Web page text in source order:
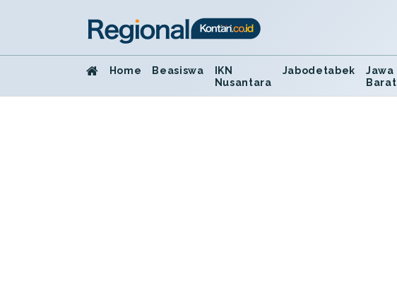
Home Beasiswa
IKN
Nusantara
Jabodetabek
Jawa
Barat